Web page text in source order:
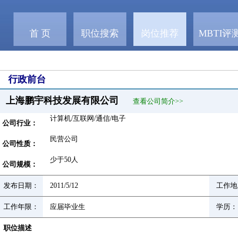
首 页 职位搜索 岗位推荐 MBTI评
行政前台
上海鹏宇科技发展有限公司 查看公司简介>>
公司行业：
计算机/互联网/通信/电子
公司性质：
民营公司
公司规模：
少于50人
发布日期： 2011/5/12 工作地
工作年限： 应届毕业生 学历：
职位描述